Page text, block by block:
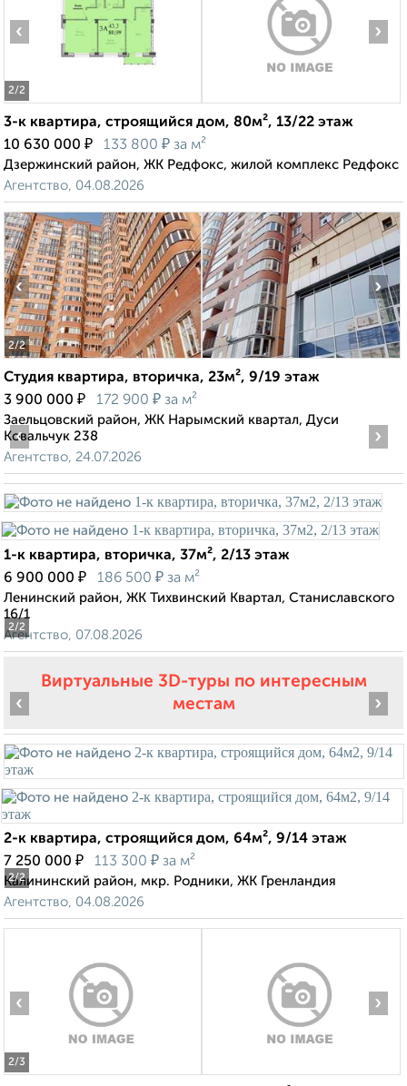
2/2
‹ ›
3-к квартира, строящийся дом, 80м², 13/22 этаж
10 630 000 ₽ 133 800 ₽ за м²
Дзержинский район, ЖК Редфокс, жилой комплекс Редфокс
Агентство, 04.08.2026
2/2
‹ ›
Студия квартира, вторичка, 23м², 9/19 этаж
3 900 000 ₽ 172 900 ₽ за м²
Заельцовский район, ЖК Нарымский квартал, Дуси
Ковальчук 238
Агентство, 24.07.2026
2/2
‹ ›
1-к квартира, вторичка, 37м², 2/13 этаж
6 900 000 ₽ 186 500 ₽ за м²
Ленинский район, ЖК Тихвинский Квартал, Станиславского
16/1
Агентство, 07.08.2026
Виртуальные 3D-туры по интересным
местам
2/2
‹ ›
2-к квартира, строящийся дом, 64м², 9/14 этаж
7 250 000 ₽ 113 300 ₽ за м²
Калининский район, мкр. Родники, ЖК Гренландия
Агентство, 04.08.2026
2/3
‹ ›